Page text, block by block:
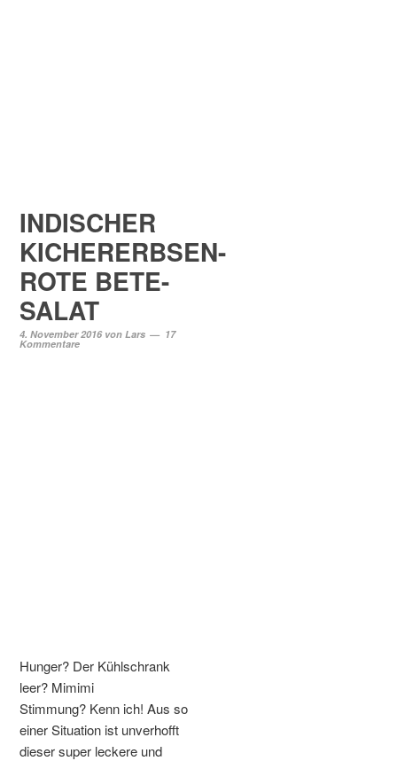
INDISCHER
KICHERERBSEN-
ROTE BETE-
SALAT
4. November 2016vonLars 17
Kommentare
Hunger? Der Kühlschrank
leer? Mimimi
Stimmung? Kenn ich! Aus so
einer Situation ist unverhofft
dieser super leckere und